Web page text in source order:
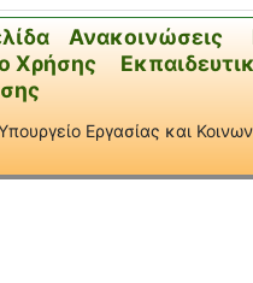
Ανακοινώσεις
Χρήσης
Εργασίας και